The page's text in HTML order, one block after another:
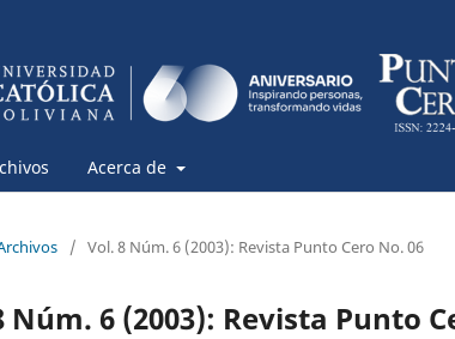
Acerca de
/ Vol. 8 Núm. 6 (2003): Revista Punto Cero No. 06
Núm. 6 (2003): Revista Punto